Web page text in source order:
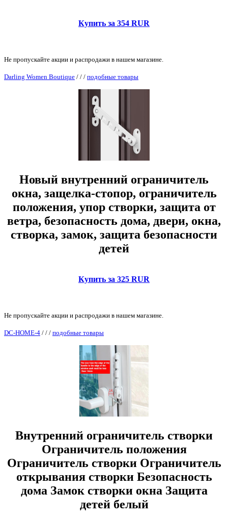
Купить за 354 RUR
Не пропускайте акции и распродажи в нашем магазине.
Darling Women Boutique / / / подобные товары
Новый внутренний ограничитель
окна, защелка-стопор, ограничитель
положения, упор створки, защита от
ветра, безопасность дома, двери, окна,
створка, замок, защита безопасности
детей
Купить за 325 RUR
Не пропускайте акции и распродажи в нашем магазине.
DC-HOME-4 / / / подобные товары
Внутренний ограничитель створки
Ограничитель положения
Ограничитель створки Ограничитель
открывания створки Безопасность
дома Замок створки окна Защита
детей белый